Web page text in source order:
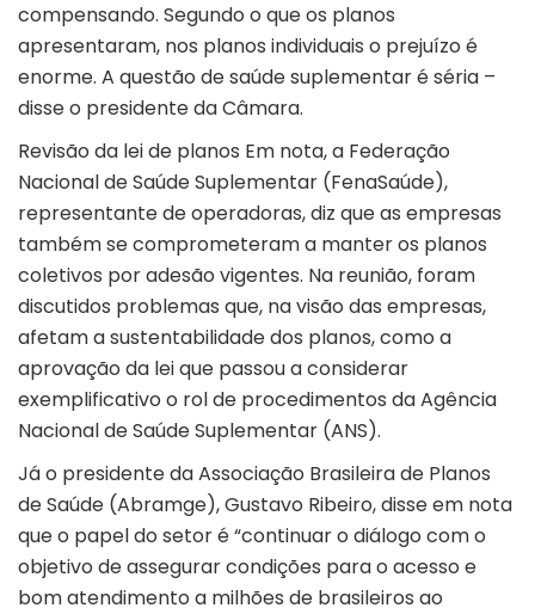
compensando. Segundo o que os planos
apresentaram, nos planos individuais o prejuízo é
enorme. A questão de saúde suplementar é séria –
disse o presidente da Câmara.
Revisão da lei de planos Em nota, a Federação
Nacional de Saúde Suplementar (FenaSaúde),
representante de operadoras, diz que as empresas
também se comprometeram a manter os planos
coletivos por adesão vigentes. Na reunião, foram
discutidos problemas que, na visão das empresas,
afetam a sustentabilidade dos planos, como a
aprovação da lei que passou a considerar
exemplificativo o rol de procedimentos da Agência
Nacional de Saúde Suplementar (ANS).
Já o presidente da Associação Brasileira de Planos
de Saúde (Abramge), Gustavo Ribeiro, disse em nota
que o papel do setor é “continuar o diálogo com o
objetivo de assegurar condições para o acesso e
bom atendimento a milhões de brasileiros ao